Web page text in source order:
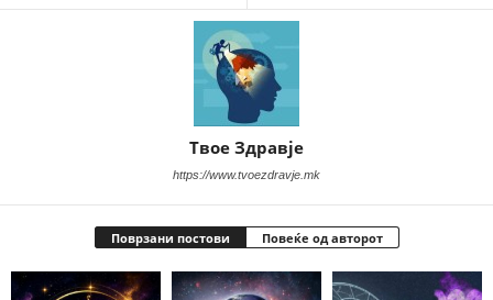
Твое Здравје
https://www.tvoezdravje.mk
Поврзани постови Повеќе од авторот